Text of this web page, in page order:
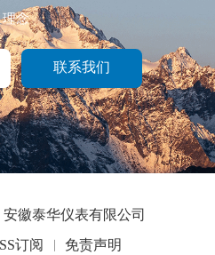
理念
联系我们
徽泰华仪表有限公司
订阅 免责声明